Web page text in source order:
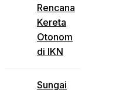
Rencana
Kereta
Otonom
di IKN
Sungai